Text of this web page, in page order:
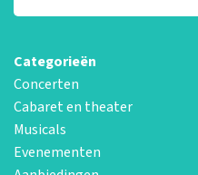
Categorieën
Concerten
Cabaret en theater
Musicals
Evenementen